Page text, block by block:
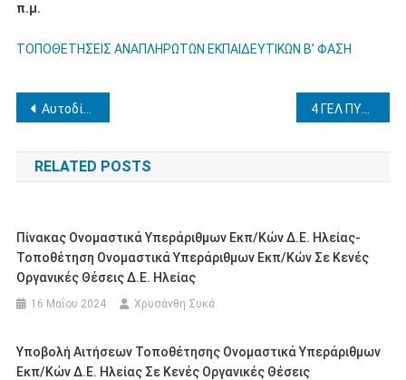
π.μ.
ΤΟΠΟΘΕΤΗΣΕΙΣ ΑΝΑΠΛΗΡΩΤΩΝ ΕΚΠΑΙΔΕΥΤΙΚΩΝ Β’ ΦΑΣΗ
Πλοήγηση
άρθρων
Αυτοδίκαιη Απαλλαγή Υπευθύνου Τομέα Ε.Κ από τα καθήκοντά της
RELATED POSTS
Πίνακας Ονομαστικά Υπεράριθμων Εκπ/κών Δ.Ε. Ηλείας-
Τοποθέτηση Ονομαστικά Υπεράριθμων Εκπ/κών Σε Κενές
Οργανικές Θέσεις Δ.Ε. Ηλείας
16 Μαΐου 2024 Χρυσάνθη Συκά
Υποβολή Αιτήσεων Τοποθέτησης Ονομαστικά Υπεράριθμων
Εκπ/κών Δ.Ε. Ηλείας Σε Κενές Οργανικές Θέσεις